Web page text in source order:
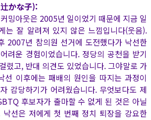
かな子):
밍아웃은 2005년 일이었기 때문에 지금 일
는 잘 알려져 있지 않은 느낌입니다(웃음).
2007년 참의원 선거에 도전했다가 낙선한
려운 경험이었습니다. 정당의 공천을 받기
렸고, 반대 의견도 있었습니다. 그야말로 가
선 이후에는 패배의 원인을 따지는 과정이
감당하기가 어려웠습니다. 무엇보다도 제
후보자가 출마할 수 없게 된 것은 아닐
낙선은 저에게 첫 번째 정치 퇴장을 강요한